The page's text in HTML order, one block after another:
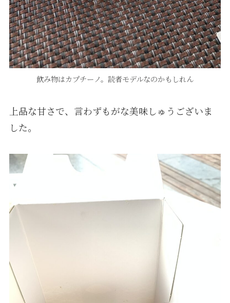
飲み物はカプチーノ。読者モデルなのかもしれん
上品な甘さで、言わずもがな美味しゅうございま
した。